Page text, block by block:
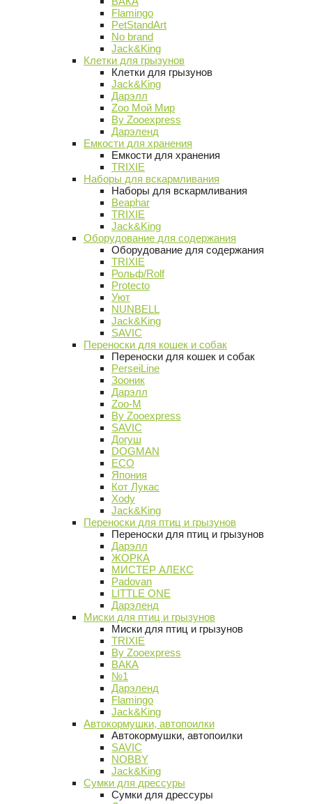
Flamingo
PetStandArt
No brand
Jack&King
Клетки для грызунов
Клетки для грызунов
Jack&King
Дарэлл
Zoo Мой Мир
By Zooexpress
Дарэленд
Емкости для хранения
Емкости для хранения
TRIXIE
Наборы для вскармливания
Наборы для вскармливания
Beaphar
TRIXIE
Jack&King
Оборудование для содержания
Оборудование для содержания
TRIXIE
Рольф/Rolf
Protecto
Уют
NUNBELL
Jack&King
SAVIC
Переноски для кошек и собак
Переноски для кошек и собак
PerseiLine
Зооник
Дарэлл
Zoo-M
By Zooexpress
SAVIC
Догуш
DOGMAN
ECO
Япония
Кот Лукас
Xody
Jack&King
Переноски для птиц и грызунов
Переноски для птиц и грызунов
Дарэлл
ЖОРКА
МИСТЕР АЛЕКС
Padovan
LITTLE ONE
Дарэленд
Миски для птиц и грызунов
Миски для птиц и грызунов
TRIXIE
By Zooexpress
ВАКА
№1
Дарэленд
Flamingo
Jack&King
Автокормушки, автопоилки
Автокормушки, автопоилки
SAVIC
NOBBY
Jack&King
Сумки для дрессуры
Сумки для дрессуры